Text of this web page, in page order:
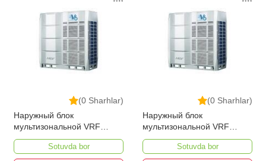
(0 Sharhlar)
Наружный блок
мультизональной VRF
системы MDV6-
670WV2GN1Sotuvda bor
(0 Sharhlar)
Наружный блок
мультизональной VRF
системы MDV6-
615WV2GN1Sotuvda bor